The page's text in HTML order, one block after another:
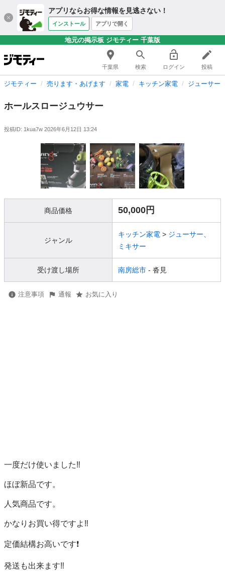
アプリならお得な情報を見逃さない！
インストール アプリで開く
地元の掲示板 ジモティー 千葉版
千葉県 検索 ログイン 投稿
ジモティー 売ります・あげます 家電 キッチン家電 ジューサー
ホールスロージュウサー
投稿ID: 1kua7w 2026年6月12日 13:24
商品価格 50,000円
ジャンル
キッチン家電 > ジューサー、
ミキサー
受け渡し場所 南房総市 - 沓見
注意事項 通報 お気に入り
一度だけ使いました‼️
ほぼ新品です。
人気商品です。
かなりお買い得ですよ‼️
定価結構お高いです❗️
発送も出来ます‼️